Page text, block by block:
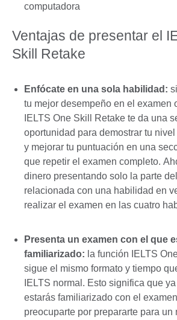
computadora
Ventajas de presentar el
Skill Retake
Enfócate en una sola habilidad:
tu mejor desempeño en el examen
IELTS One Skill Retake te da una
oportunidad para demostrar tu
y mejorar tu puntuación en una
que repetir el examen completo.
dinero presentando solo la parte
relacionada con una habilidad en
realizar el examen en las cuatro
Presenta un examen con el que
familiarizado: la función IELTS
sigue el mismo formato y tiempo
IELTS normal. Esto significa que ya
estarás familiarizado con el
preocuparte por prepararte para un